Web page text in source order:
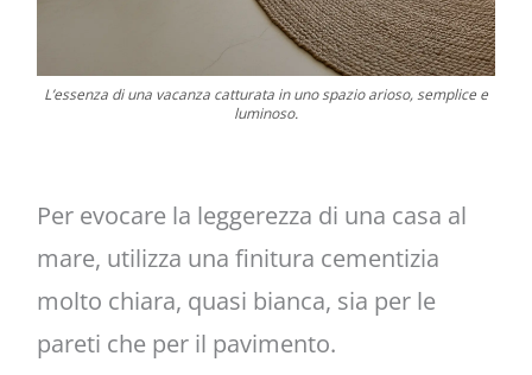
L’essenza di una vacanza catturata in uno spazio arioso, semplice e
luminoso.
Per evocare la leggerezza di una casa al
mare, utilizza una finitura cementizia
molto chiara, quasi bianca, sia per le
pareti che per il pavimento.